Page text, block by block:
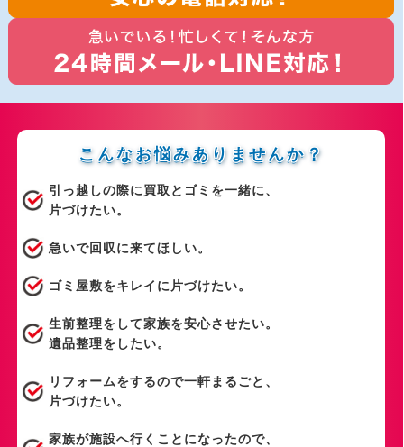
こんなお悩みありませんか？
こんなお悩みありませんか？
引っ越しの際に買取とゴミを一緒に、
片づけたい。
急いで回収に来てほしい。
ゴミ屋敷をキレイに片づけたい。
生前整理をして家族を安心させたい。
遺品整理をしたい。
リフォームをするので一軒まるごと、
片づけたい。
家族が施設へ行くことになったので、